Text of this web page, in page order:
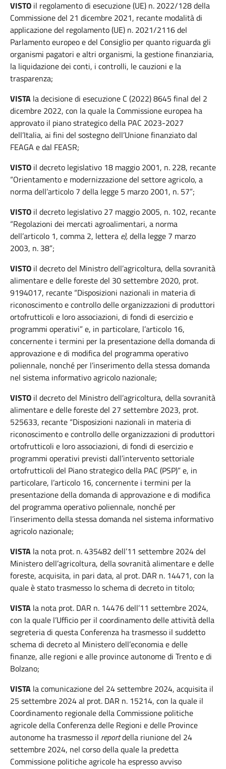
VISTO il regolamento di esecuzione (UE) n. 2022/128 della
Commissione del 21 dicembre 2021, recante modalità di
applicazione del regolamento (UE) n. 2021/2116 del
Parlamento europeo e del Consiglio per quanto riguarda gli
organismi pagatori e altri organismi, la gestione finanziaria,
la liquidazione dei conti, i controlli, le cauzioni e la
trasparenza;
VISTA la decisione di esecuzione C (2022) 8645 final del 2
dicembre 2022, con la quale la Commissione europea ha
approvato il piano strategico della PAC 2023-2027
dell’Italia, ai fini del sostegno dell’Unione finanziato dal
FEAGA e dal FEASR;
VISTO il decreto legislativo 18 maggio 2001, n. 228, recante
“Orientamento e modernizzazione del settore agricolo, a
norma dell’articolo 7 della legge 5 marzo 2001, n. 57”;
VISTO il decreto legislativo 27 maggio 2005, n. 102, recante
“Regolazioni dei mercati agroalimentari, a norma
dell’articolo 1, comma 2, lettera e),della legge 7 marzo
2003, n. 38”;
VISTO il decreto del Ministro dell’agricoltura, della sovranità
alimentare e delle foreste del 30 settembre 2020, prot.
9194017, recante “Disposizioni nazionali in materia di
riconoscimento e controllo delle organizzazioni di produttori
ortofrutticoli e loro associazioni, di fondi di esercizio e
programmi operativi” e, in particolare, l’articolo 16,
concernente i termini per la presentazione della domanda di
approvazione e di modifica del programma operativo
poliennale, nonché per l’inserimento della stessa domanda
nel sistema informativo agricolo nazionale;
VISTO il decreto del Ministro dell’agricoltura, della sovranità
alimentare e delle foreste del 27 settembre 2023, prot.
525633, recante “Disposizioni nazionali in materia di
riconoscimento e controllo delle organizzazioni di produttori
ortofrutticoli e loro associazioni, di fondi di esercizio e
programmi operativi previsti dall’intervento settoriale
ortofrutticoli del Piano strategico della PAC (PSP)” e, in
particolare, l’articolo 16, concernente i termini per la
presentazione della domanda di approvazione e di modifica
del programma operativo poliennale, nonché per
l’inserimento della stessa domanda nel sistema informativo
agricolo nazionale;
VISTA la nota prot. n. 435482 dell’11 settembre 2024 del
Ministero dell’agricoltura, della sovranità alimentare e delle
foreste, acquisita, in pari data, al prot. DAR n. 14471, con la
quale è stato trasmesso lo schema di decreto in titolo;
VISTA la nota prot. DAR n. 14476 dell’11 settembre 2024,
con la quale l’Ufficio per il coordinamento delle attività della
segreteria di questa Conferenza ha trasmesso il suddetto
schema di decreto al Ministero dell’economia e delle
finanze, alle regioni e alle province autonome di Trento e di
Bolzano;
VISTA la comunicazione del 24 settembre 2024, acquisita il
25 settembre 2024 al prot. DAR n. 15214, con la quale il
Coordinamento regionale della Commissione politiche
agricole della Conferenza delle Regioni e delle Province
autonome ha trasmesso il reportdella riunione del 24
settembre 2024, nel corso della quale la predetta
Commissione politiche agricole ha espresso avviso